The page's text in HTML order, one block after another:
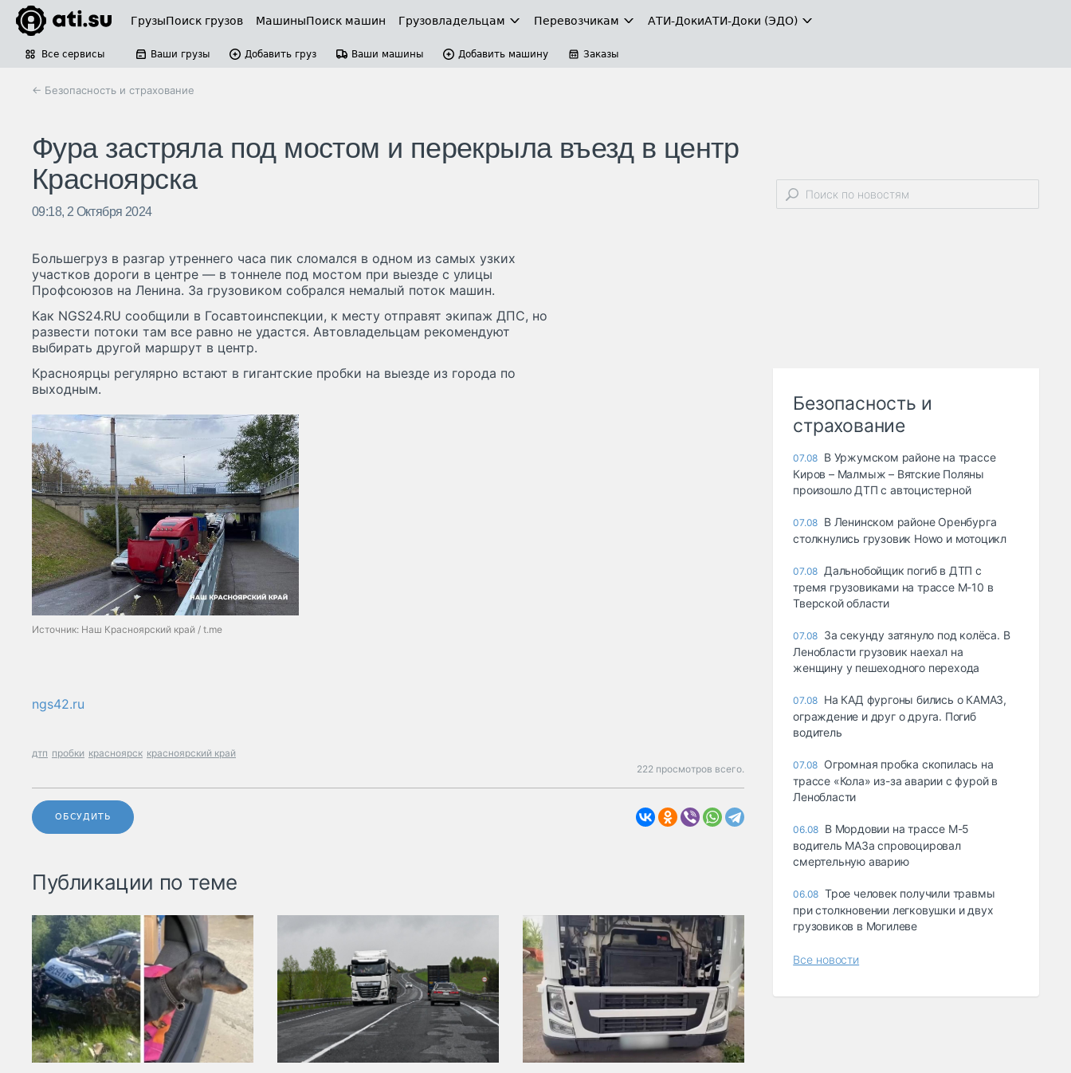
ГрузыПоиск грузов МашиныПоиск машин Грузовладельцам Перевозчикам АТИ-ДокиАТИ-Доки (ЭДО)
Все сервисы Ваши грузы Добавить груз Ваши машины Добавить машину Заказы
← Безопасность и страхование
Фура застряла под мостом и перекрыла въезд в центр
Красноярска
09:18, 2 Октября 2024
Большегруз в разгар утреннего часа пик сломался в одном из самых узких
участков дороги в центре — в тоннеле под мостом при выезде с улицы
Профсоюзов на Ленина. За грузовиком собрался немалый поток машин.
Как NGS24.RU сообщили в Госавтоинспекции, к месту отправят экипаж ДПС, но
развести потоки там все равно не удастся. Автовладельцам рекомендуют
выбирать другой маршрут в центр.
Красноярцы регулярно встают в гигантские пробки на выезде из города по
выходным.
Источник: Наш Красноярский край / t.me
ngs42.ru
дтп пробки красноярск красноярский край
222 просмотров всего.
ОБСУДИТЬ
Публикации по теме
Безопасность и
страхование
07.08 В Уржумском районе на трассе
Киров – Малмыж – Вятские Поляны
произошло ДТП с автоцистерной
07.08 В Ленинском районе Оренбурга
столкнулись грузовик Howo и мотоцикл
07.08 Дальнобойщик погиб в ДТП с
тремя грузовиками на трассе М-10 в
Тверской области
07.08 За секунду затянуло под колёса. В
Ленобласти грузовик наехал на
женщину у пешеходного перехода
07.08 На КАД фургоны бились о КАМАЗ,
ограждение и друг о друга. Погиб
водитель
07.08 Огромная пробка скопилась на
трассе «Кола» из-за аварии с фурой в
Ленобласти
06.08 В Мордовии на трассе М-5
водитель МАЗа спровоцировал
смертельную аварию
06.08 Трое человек получили травмы
при столкновении легковушки и двух
грузовиков в Могилеве
Все новости